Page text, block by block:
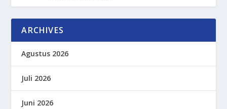
ARCHIVES
Agustus 2026
Juli 2026
Juni 2026